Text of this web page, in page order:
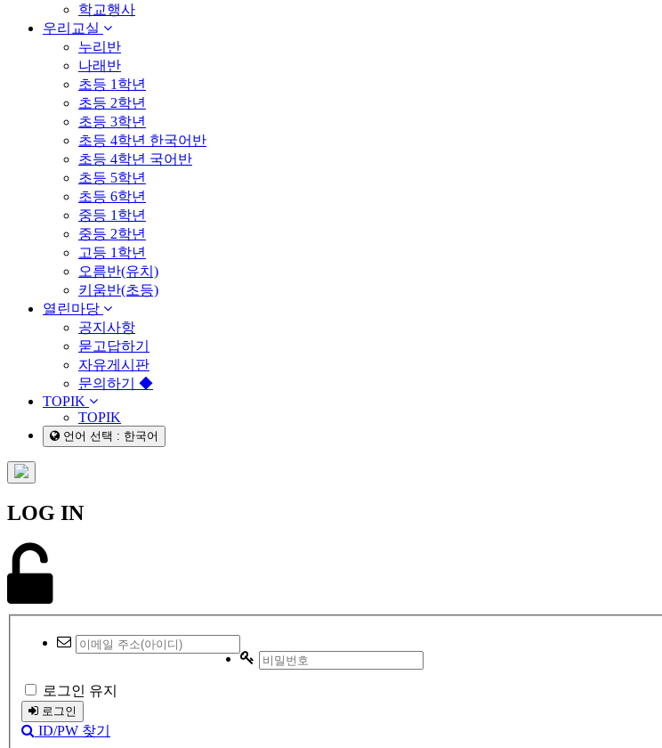
학교행사
우리교실
누리반
나래반
초등 1학년
초등 2학년
초등 3학년
초등 4학년 한국어반
초등 4학년 국어반
초등 5학년
초등 6학년
중등 1학년
중등 2학년
고등 1학년
오름반(유치)
키움반(초등)
열린마당
공지사항
묻고답하기
자유게시판
문의하기 ◆
TOPIK
TOPIK
언어 선택 : 한국어
LOG IN
로그인 유지
로그인
ID/PW 찾기